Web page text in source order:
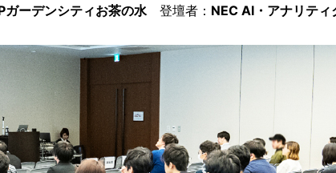
ガーデンシティお茶の水登壇者： NEC AI・アナリテ